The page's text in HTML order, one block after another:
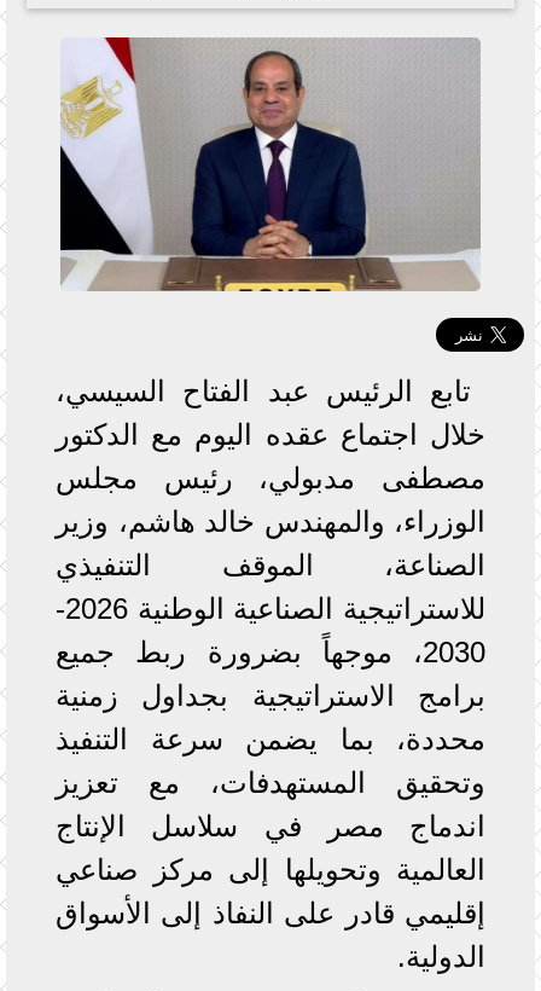
تابع الرئيس عبد الفتاح السيسي،
خلال اجتماع عقده اليوم مع الدكتور
مصطفى مدبولي، رئيس مجلس
الوزراء، والمهندس خالد هاشم، وزير
الصناعة، الموقف التنفيذي
للاستراتيجية الصناعية الوطنية 2026-
2030، موجهاً بضرورة ربط جميع
برامج الاستراتيجية بجداول زمنية
محددة، بما يضمن سرعة التنفيذ
وتحقيق المستهدفات، مع تعزيز
اندماج مصر في سلاسل الإنتاج
العالمية وتحويلها إلى مركز صناعي
إقليمي قادر على النفاذ إلى الأسواق
الدولية.